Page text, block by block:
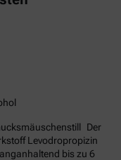
Der
Levodropropizin
bis zu 6